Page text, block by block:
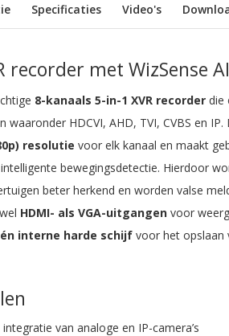
recorder met WizSense AI
8-kanaals 5-in-1 XVR recorderdie
HDCVI, AHD, TVI, CVBS en
resolutie voor elk kanaal en maakt
bewegingsdetectie. Hierdoor
beter herkend en worden valse
HDMI- als VGA-uitgangenvoor
interne harde schijfvoor het opslaan
van analoge en IP-camera’s
Specificaties Video's